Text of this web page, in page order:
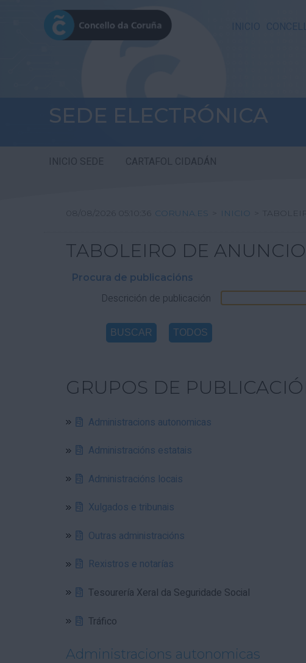
INICIO
SEDE ELECTRÓNICA
INICIO SEDE CARTAFOL CIDADÁN
08/08/2026 05:10:36 CORUNA.ES > INICIO >
TABOLEIRO DE
Procura de publicacións
Descrición de publicación
GRUPOS DE
Administracions autonomicas
Administracións estatais
Administracións locais
Xulgados e tribunais
Outras administracións
Rexistros e notarías
Tesourería Xeral da Seguridade Social
Tráfico
Administracions autonomicas